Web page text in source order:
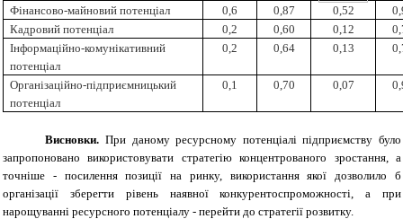
Фінансово-майновий потенціал
0,6 0,87 0,52
Кадровий потенціал 0,2 0,60 0,12
Інформаційно-комунікативний
потенціал
0,2 0,64 0,13
Організаційно-підприємницький
потенціал
0,1 0,70 0,07
Висновки. При даному ресурсному потенціалі підприємству було
запропоновано використовувати стратегію концентрованого зростання, а
точніше - посилення позиції на ринку, використання якої дозволило б
організації зберегти рівень наявної конкурентоспроможності, а при
нарощуванні ресурсного потенціалу - перейти до стратегії розвитку.